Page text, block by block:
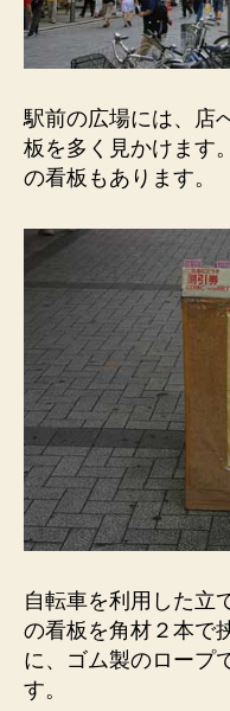
駅前の広場には、店
板を多く見かけます
の看板もあります。
自転車を利用した立
の看板を角材２本で
に、ゴム製のロープ
す。